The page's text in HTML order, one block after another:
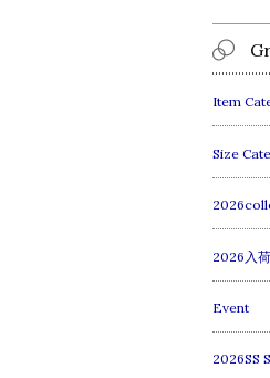
Item
Size
2026入荷
Event
2026SS